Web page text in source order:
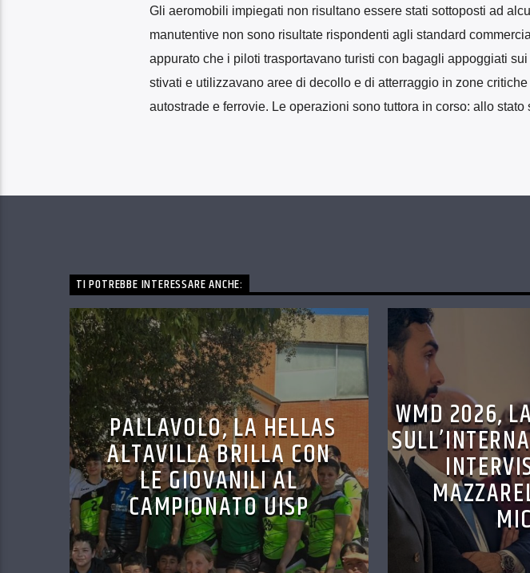
Gli aeromobili impiegati non risultano essere stati sottoposti ad
manutentive non sono risultate rispondenti agli standard
appurato che i piloti trasportavano turisti con bagagli appoggiati
stivati e utilizzavano aree di decollo e di atterraggio in zone
autostrade e ferrovie. Le operazioni sono tuttora in corso: allo
TI POTREBBE INTERESSARE ANCHE:
PALLAVOLO, LA HELLAS
ALTAVILLA BRILLA CON
LE GIOVANILI AL
CAMPIONATO UISP
WMD 2026,